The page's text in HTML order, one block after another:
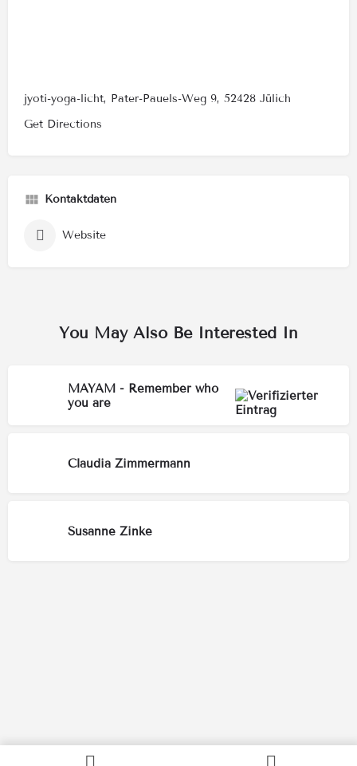
jyoti-yoga-licht, Pater-Pauels-Weg 9, 52428 Jülich
Get Directions
Kontaktdaten
Website
You May Also Be Interested In
MAYAM - Remember who
you are
Claudia Zimmermann
Susanne Zinke